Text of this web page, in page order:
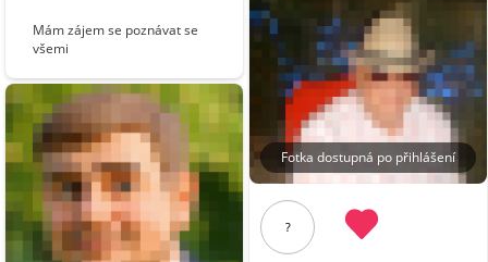
Mám zájem se poznávat se
všemi
Fotka dostupná po přihlášení
?